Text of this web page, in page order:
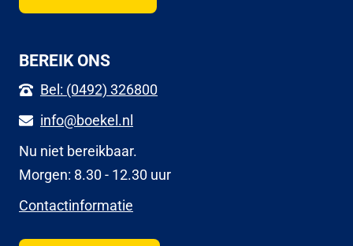
BEREIK ONS
Bel: (0492) 326800
info@boekel.nl
Nu niet bereikbaar.
Morgen: 8.30 - 12.30 uur
Contactinformatie